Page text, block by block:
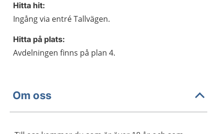
Hitta hit:
Ingång via entré Tallvägen.
Hitta på plats:
Avdelningen finns på plan 4.
Om oss